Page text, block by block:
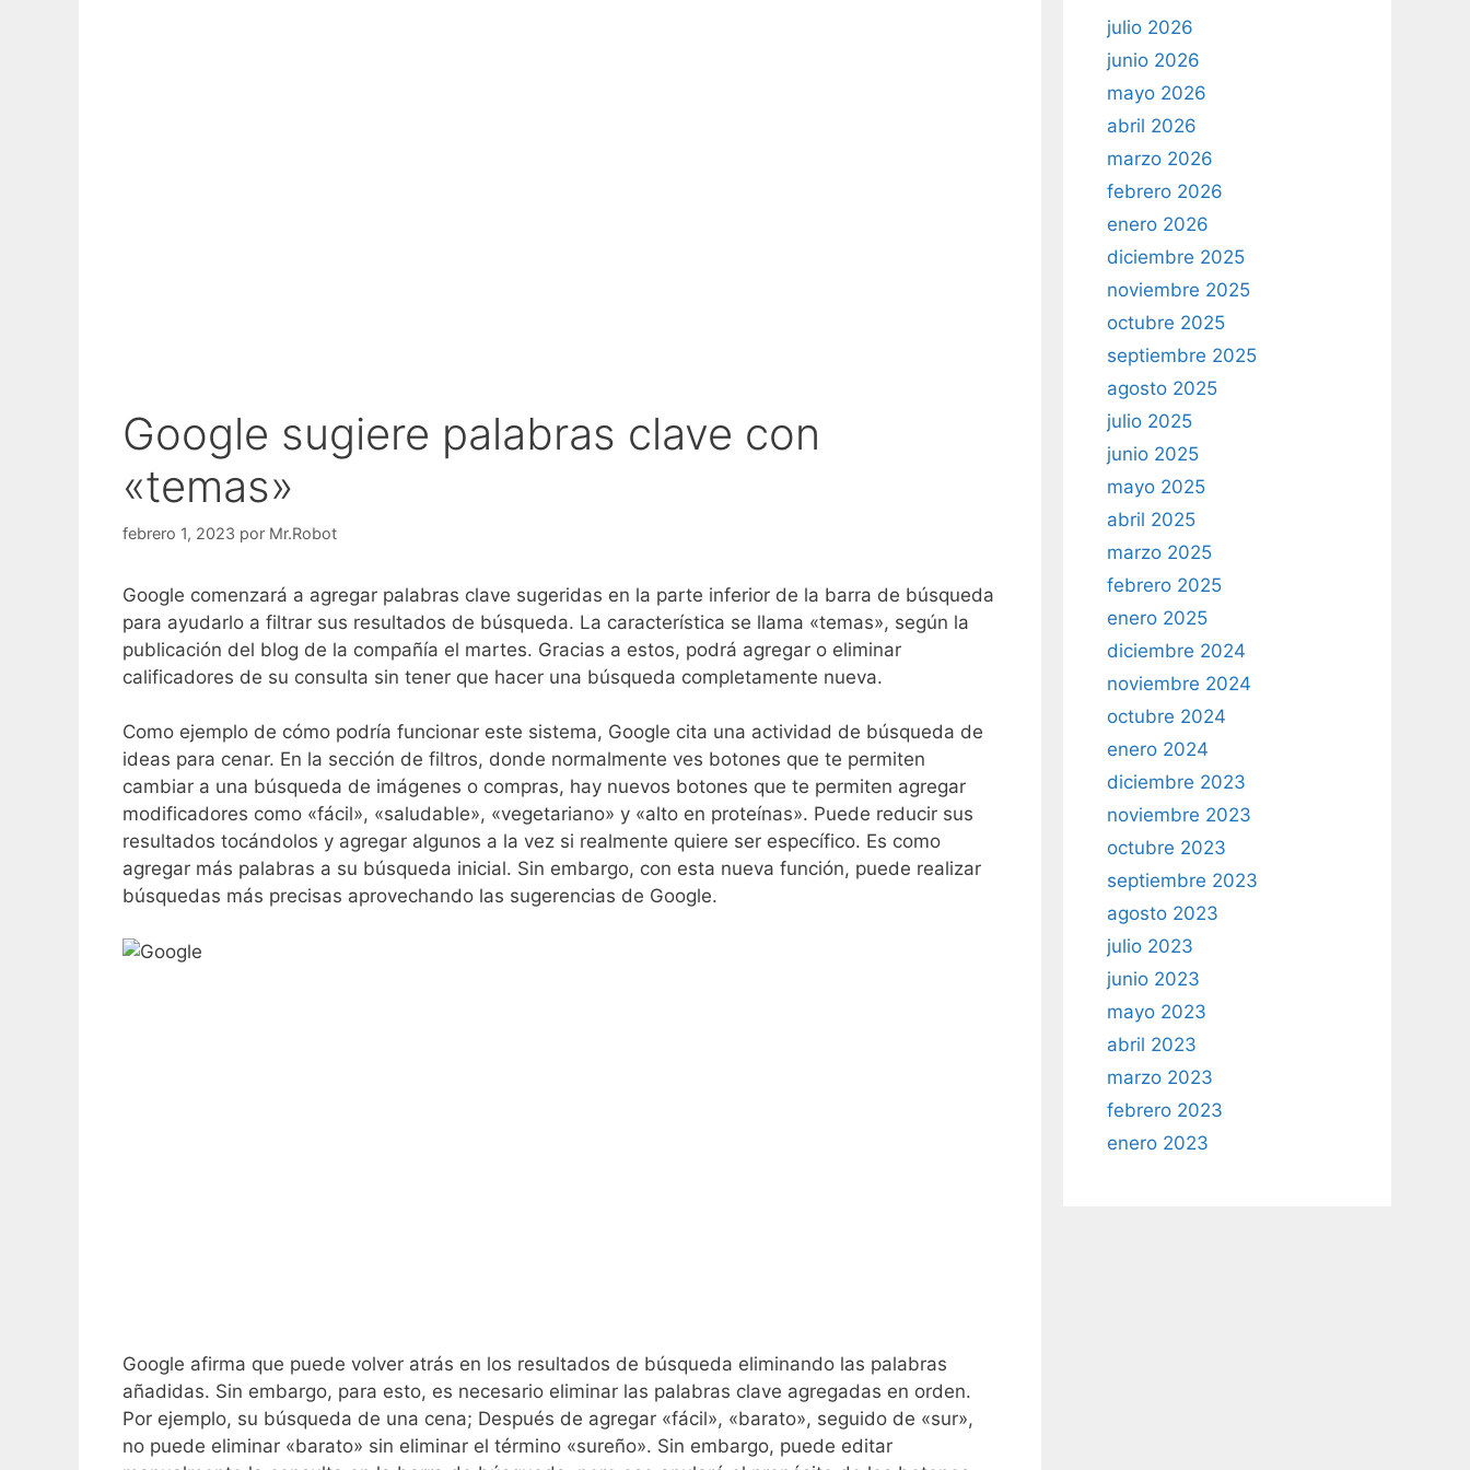
Google sugiere palabras clave con
«temas»
febrero 1, 2023 por Mr.Robot
Google comenzará a agregar palabras clave sugeridas en la parte inferior de la barra de búsqueda
para ayudarlo a filtrar sus resultados de búsqueda. La característica se llama «temas», según la
publicación del blog de la compañía el martes. Gracias a estos, podrá agregar o eliminar
calificadores de su consulta sin tener que hacer una búsqueda completamente nueva.
Como ejemplo de cómo podría funcionar este sistema, Google cita una actividad de búsqueda de
ideas para cenar. En la sección de filtros, donde normalmente ves botones que te permiten
cambiar a una búsqueda de imágenes o compras, hay nuevos botones que te permiten agregar
modificadores como «fácil», «saludable», «vegetariano» y «alto en proteínas». Puede reducir sus
resultados tocándolos y agregar algunos a la vez si realmente quiere ser específico. Es como
agregar más palabras a su búsqueda inicial. Sin embargo, con esta nueva función, puede realizar
búsquedas más precisas aprovechando las sugerencias de Google.
Google afirma que puede volver atrás en los resultados de búsqueda eliminando las palabras
añadidas. Sin embargo, para esto, es necesario eliminar las palabras clave agregadas en orden.
Por ejemplo, su búsqueda de una cena; Después de agregar «fácil», «barato», seguido de «sur»,
no puede eliminar «barato» sin eliminar el término «sureño». Sin embargo, puede editar
julio 2026
junio 2026
mayo 2026
abril 2026
marzo 2026
febrero 2026
enero 2026
diciembre 2025
noviembre 2025
octubre 2025
septiembre 2025
agosto 2025
julio 2025
junio 2025
mayo 2025
abril 2025
marzo 2025
febrero 2025
enero 2025
diciembre 2024
noviembre 2024
octubre 2024
enero 2024
diciembre 2023
noviembre 2023
octubre 2023
septiembre 2023
agosto 2023
julio 2023
junio 2023
mayo 2023
abril 2023
marzo 2023
febrero 2023
enero 2023